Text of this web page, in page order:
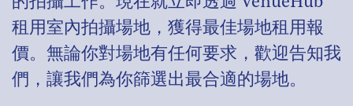
租用室內拍攝場地，獲得最佳場地租用報
價。無論你對場地有任何要求，歡迎告知我
們，讓我們為你篩選出最合適的場地。